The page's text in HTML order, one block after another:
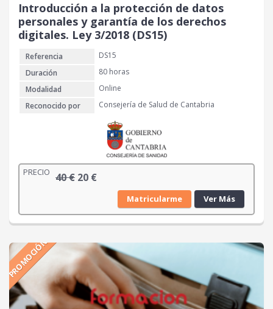
Introducción a la protección de datos
personales y garantía de los derechos
digitales. Ley 3/2018 (DS15)
Referencia
DS15
Duración
80 horas
Modalidad
Online
Reconocido por
Consejería de Salud de Cantabria
PRECIO 40€ E
r
c
i
o
o
r
20 €E
r
c
o
a
c
Matricularme Ver Más
PROMOCIÓN